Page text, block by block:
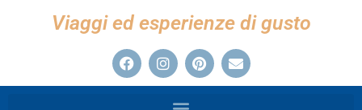
Viaggi ed esperienze di gusto